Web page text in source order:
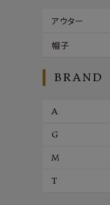
アウター
帽子
BRAND
A
G
M
T